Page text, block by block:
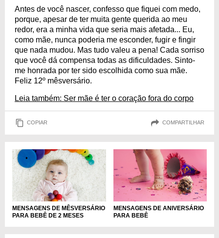
Antes de você nascer, confesso que fiquei com medo,
porque, apesar de ter muita gente querida ao meu
redor, era a minha vida que seria mais afetada... Eu,
como mãe, nunca poderia me esconder, fugir e fingir
que nada mudou. Mas tudo valeu a pena! Cada sorriso
que você dá compensa todas as dificuldades. Sinto-
me honrada por ter sido escolhida como sua mãe.
Feliz 12º mêsversário.
Leia também: Ser mãe é ter o coração fora do corpo
COPIAR COMPARTILHAR
MENSAGENS DE MÊSVERSÁRIO
PARA BEBÊ DE 2 MESES
MENSAGENS DE ANIVERSÁRIO
PARA BEBÊ